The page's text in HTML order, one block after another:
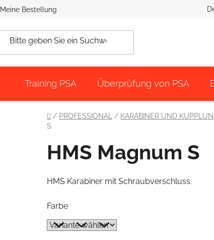
Meine Bestellung
Training PSA Überprüfung von PSA
Startseite
/ PROFESSIONAL / KARABINER UND
S
HMS Magnum S
HMS Karabiner mit Schraubverschluss.
Farbe